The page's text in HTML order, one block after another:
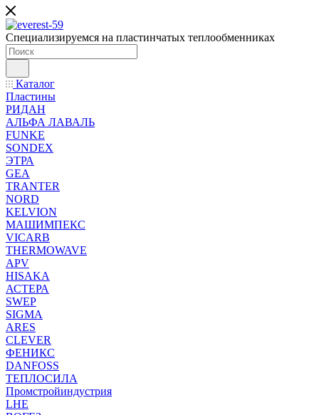
Специализируемся на пластинчатых теплообменниках
Каталог
Пластины
РИДАН
АЛЬФА ЛАВАЛЬ
FUNKE
SONDEX
ЭТРА
GEA
TRANTER
NORD
KELVION
МАШИМПЕКС
VICARB
THERMOWAVE
APV
HISAKA
АСТЕРА
SWEP
SIGMA
ARES
CLEVER
ФЕНИКС
DANFOSS
ТЕПЛОСИЛА
Промстройиндустрия
LHE